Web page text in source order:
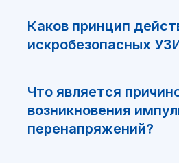
Каков принцип
искробезопасных
Что является
возникновения
перенапряжений?
ЧТО ИСКАЛИ?
аналоги нашего производства.